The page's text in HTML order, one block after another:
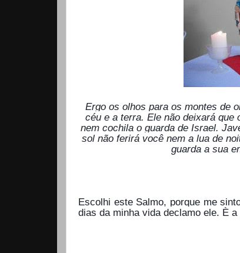
Ergo os olhos para os montes de
céu e a terra. Ele não deixará que
nem cochila o guarda de Israel.
sol não ferirá você nem a lua de
guarda a sua
Escolhi este Salmo, porque me
dias da minha vida declamo ele. È
Miracy